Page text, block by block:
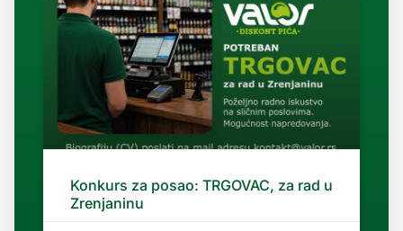
Konkurs za posao: TRGOVAC, za rad u
Zrenjaninu